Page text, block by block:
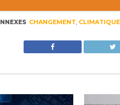
CHANGEMENT, CLIMATIQUE